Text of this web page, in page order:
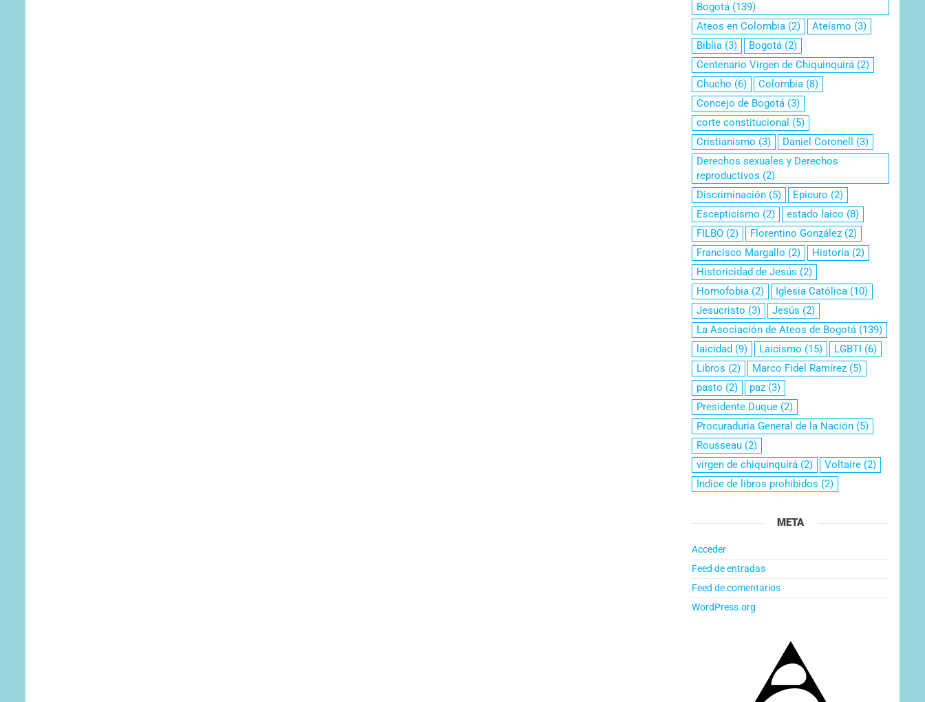
Bogotá(139)
Ateos en Colombia(2) Ateísmo (3)
Biblia(3) Bogotá(2)
Centenario Virgen de Chiquinquirá(2)
Chucho (6) Colombia(8)
Concejo de Bogotá(3)
corte constitucional (5)
Cristianismo (3) Daniel Coronell
(3)
Derechos sexuales y Derechos
reproductivos (2)
Discriminación(5) Epicuro (2)
Escepticismo (2) estado laico (8)
FILBO(2) Florentino González(2)
Francisco Margallo (2) Historia(2)
Historicidad de Jesús (2)
Homofobia(2) Iglesia Católica(10)
Jesucristo (3) Jesús (2)
La Asociación de Ateos de Bogotá(139)
laicidad (9) Laicismo (15) LGBTI (6)
Libros (2) Marco Fidel Ramírez(5)
pasto (2) paz(3)
Presidente Duque(2)
Procuraduría General de la Nación(5)
Rousseau(2)
virgen de chiquinquirá(2) Voltaire(2)
Índice de libros prohibidos (2)
META
Acceder
Feed de entradas
Feed de comentarios
WordPress.org